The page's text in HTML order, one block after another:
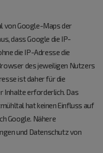
von Google-Maps der
dass Google die IP-
die IP-Adresse die
des jeweiligen Nutzers
ist daher für die
Inhalte erforderlich. Das
hat keinen Einfluss auf
Google. Nähere
und Datenschutz von